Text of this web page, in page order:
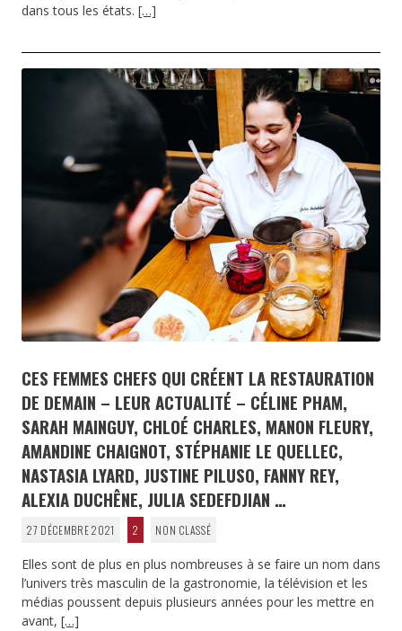
dans tous les états. […]
CES FEMMES CHEFS QUI CRÉENT LA RESTAURATION
DE DEMAIN – LEUR ACTUALITÉ – CÉLINE PHAM,
SARAH MAINGUY, CHLOÉ CHARLES, MANON FLEURY,
AMANDINE CHAIGNOT, STÉPHANIE LE QUELLEC,
NASTASIA LYARD, JUSTINE PILUSO, FANNY REY,
ALEXIA DUCHÊNE, JULIA SEDEFDJIAN …
27 DÉCEMBRE 2021 2 NON CLASSÉ
Elles sont de plus en plus nombreuses à se faire un nom dans
l’univers très masculin de la gastronomie, la télévision et les
médias poussent depuis plusieurs années pour les mettre en
avant, […]